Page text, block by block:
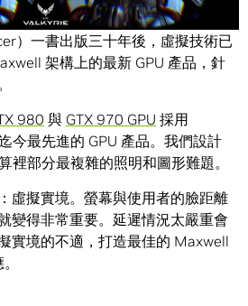
看到對虛擬實境的描述。在《神經
）一書出版三十年後，虛擬技術已
架構上的最新 GPU 產品，針
980 與 GTX 970 GPU 採用
今最先進的 GPU 產品。我們設計
裡部分最複雜的照明和圖形難題。
虛擬實境。螢幕與使用者的臉距離
變得非常重要。延遲情況太嚴重會
實境的不適，打造最佳的 Maxwell